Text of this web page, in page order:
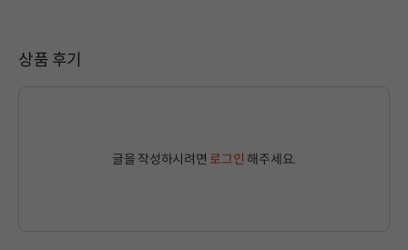
상품 후기
글을 작성하시려면 로그인 해주세요.